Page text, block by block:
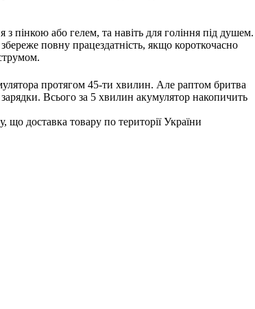
пінкою або гелем, та навіть для гоління під душем.
повну працездатність, якщо короткочасно
протягом 45-ти хвилин. Але раптом бритва
Всього за 5 хвилин акумулятор накопичить
доставка товару по території України